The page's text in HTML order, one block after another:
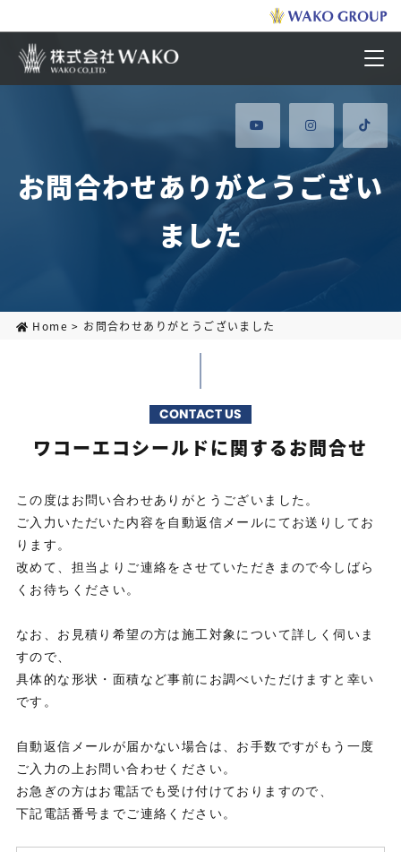
お問合わせありがとうござい
ました
Home > お問合わせありがとうございました
CONTACT US
ワコーエコシールドに関するお問合せ
この度はお問い合わせありがとうございました。
ご入力いただいた内容を自動返信メールにてお送りしてお
ります。
改めて、担当よりご連絡をさせていただきまので今しばら
くお待ちください。
なお、お見積り希望の方は施工対象について詳しく伺いま
すので、
具体的な形状・面積など事前にお調べいただけますと幸い
です。
自動返信メールが届かない場合は、お手数ですがもう一度
ご入力の上お問い合わせください。
お急ぎの方はお電話でも受け付けておりますので、
下記電話番号までご連絡ください。